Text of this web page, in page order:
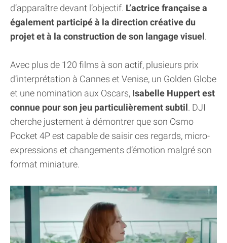
d’apparaître devant l’objectif. L’actrice française a
également participé à la direction créative du
projet et à la construction de son langage visuel.
Avec plus de 120 films à son actif, plusieurs prix
d’interprétation à Cannes et Venise, un Golden Globe
et une nomination aux Oscars, Isabelle Huppert est
connue pour son jeu particulièrement subtil. DJI
cherche justement à démontrer que son Osmo
Pocket 4P est capable de saisir ces regards, micro-
expressions et changements d’émotion malgré son
format miniature.